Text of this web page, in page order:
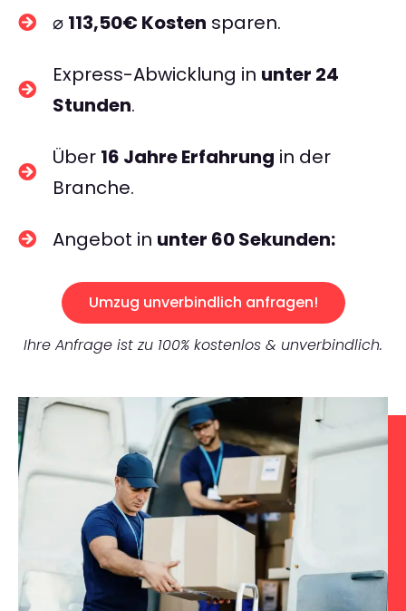
⌀ 113,50€ Kosten sparen.
Express-Abwicklung in unter 24
Stunden.
Über 16 Jahre Erfahrung in der
Branche.
Angebot in unter 60 Sekunden:
Umzug unverbindlich anfragen!
Ihre Anfrage ist zu 100% kostenlos & unverbindlich.